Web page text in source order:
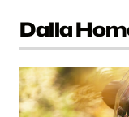
Dalla